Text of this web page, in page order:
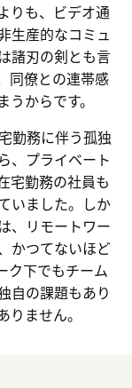
りも、ビデオ通
生産的なコミュ
諸刃の剣とも言
同僚との連帯感
からです。
勤務に伴う孤独
、プライベート
宅勤務の社員も
いました。しか
、リモートワー
かつてないほど
ク下でもチーム
自の課題もあり
ません。